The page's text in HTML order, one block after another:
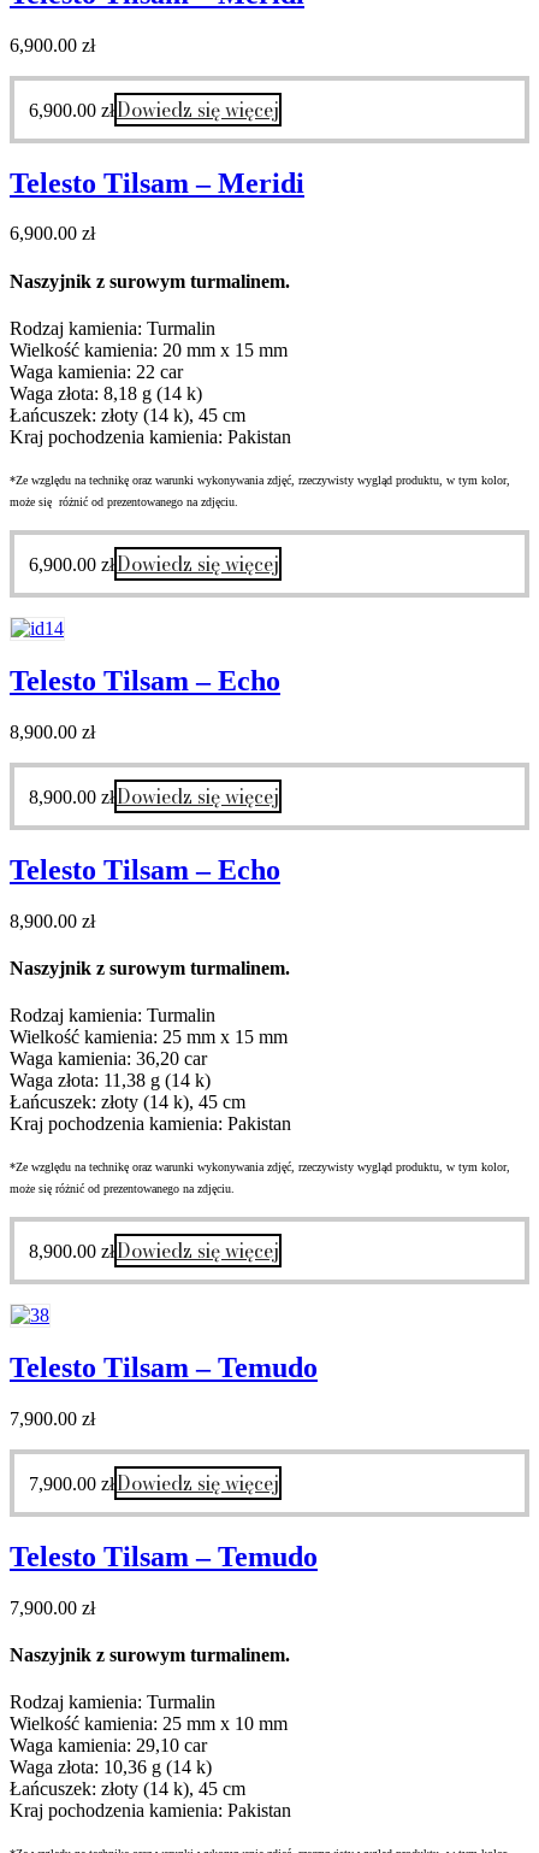
6,900.00 zł
6,900.00 złDowiedz się więcej
Telesto Tilsam – Meridi
6,900.00 zł
Naszyjnik z surowym turmalinem.
Rodzaj kamienia: Turmalin
Wielkość kamienia: 20 mm x 15 mm
Waga kamienia: 22 car
Waga złota: 8,18 g (14 k)
Łańcuszek: złoty (14 k), 45 cm
Kraj pochodzenia kamienia: Pakistan
*Ze względu na technikę oraz warunki wykonywania zdjęć, rzeczywisty wygląd produktu, w tym kolor,
może się różnić od prezentowanego na zdjęciu.
6,900.00 złDowiedz się więcej
Telesto Tilsam – Echo
8,900.00 zł
8,900.00 złDowiedz się więcej
Telesto Tilsam – Echo
8,900.00 zł
Naszyjnik z surowym turmalinem.
Rodzaj kamienia: Turmalin
Wielkość kamienia: 25 mm x 15 mm
Waga kamienia: 36,20 car
Waga złota: 11,38 g (14 k)
Łańcuszek: złoty (14 k), 45 cm
Kraj pochodzenia kamienia: Pakistan
*Ze względu na technikę oraz warunki wykonywania zdjęć, rzeczywisty wygląd produktu, w tym kolor,
może się różnić od prezentowanego na zdjęciu.
8,900.00 złDowiedz się więcej
Telesto Tilsam – Temudo
7,900.00 zł
7,900.00 złDowiedz się więcej
Telesto Tilsam – Temudo
7,900.00 zł
Naszyjnik z surowym turmalinem.
Rodzaj kamienia: Turmalin
Wielkość kamienia: 25 mm x 10 mm
Waga kamienia: 29,10 car
Waga złota: 10,36 g (14 k)
Łańcuszek: złoty (14 k), 45 cm
Kraj pochodzenia kamienia: Pakistan